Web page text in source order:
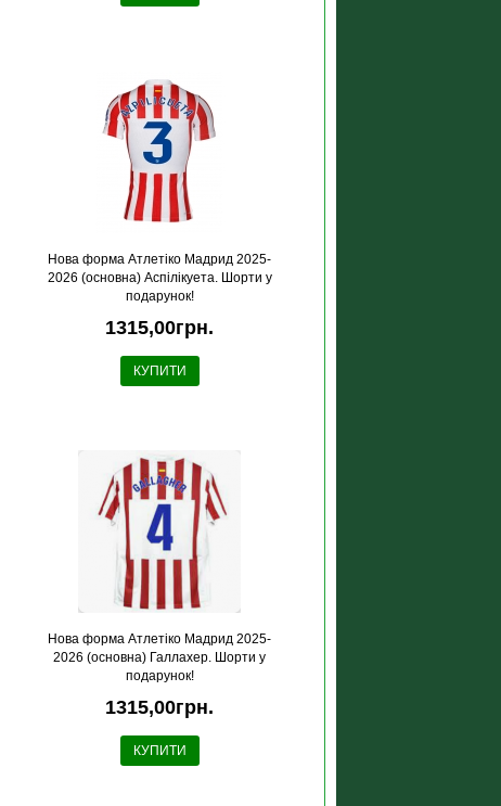
Нова форма Атлетіко Мадрид 2025-
2026 (основна) Аспілікуета. Шорти у
подарунок!
1315,00грн.
КУПИТИ
Нова форма Атлетіко Мадрид 2025-
2026 (основна) Галлахер. Шорти у
подарунок!
1315,00грн.
КУПИТИ